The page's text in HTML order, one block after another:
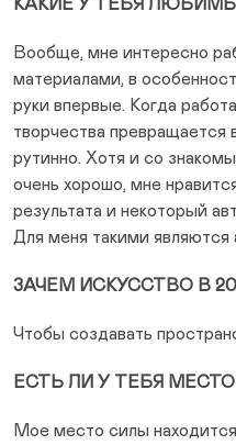
КАКИЕ У ТЕБЯ
Вообще, мне интересно
материалами, в
руки впервые. Когда
творчества
рутинно. Хотя и со
очень хорошо, мне
результата и некоторый
Для меня такими являются
ЗАЧЕМ ИСКУССТВО В
Чтобы создавать
ЕСТЬ ЛИ У ТЕБЯ
Мое место силы